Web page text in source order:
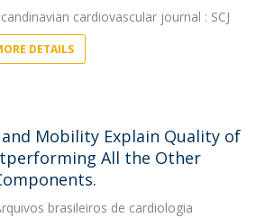
cardiovascular journal : SCJ
DETAILS
and Mobility Explain Quality of
All the Other
brasileiros de cardiologia